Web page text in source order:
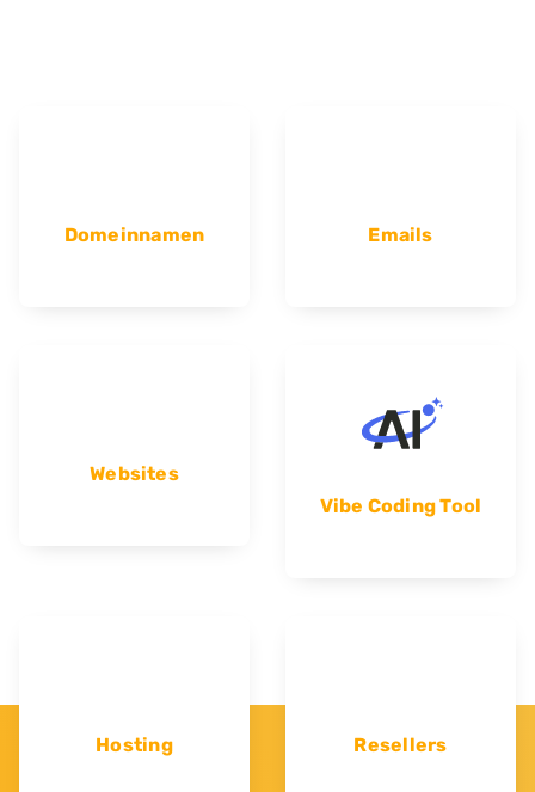
Domeinnamen Emails
Websites
Vibe Coding Tool
Hosting Resellers